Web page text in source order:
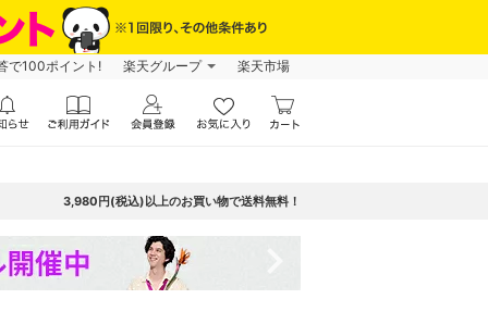
で100ポイント! 楽天グループ 楽天市場
3,980円(税込)以上のお買い物で送料無料！